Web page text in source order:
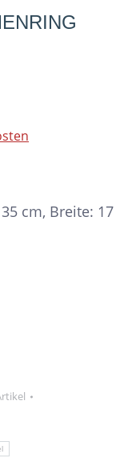
cm, Breite: 17